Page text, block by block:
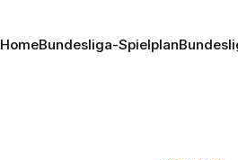
HomeBundesliga-Spielplan